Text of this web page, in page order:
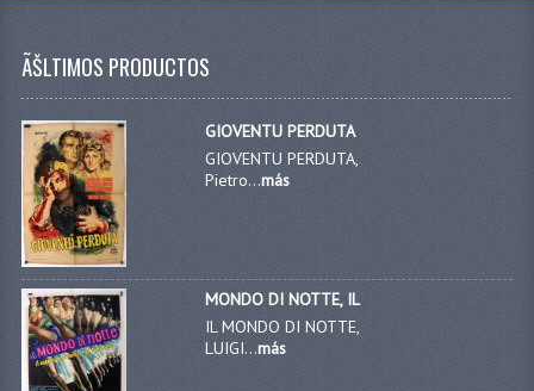
ÃŠLTIMOS PRODUCTOS
GIOVENTU PERDUTA
GIOVENTU PERDUTA,
Pietro...más
MONDO DI NOTTE, IL
IL MONDO DI NOTTE,
LUIGI...más